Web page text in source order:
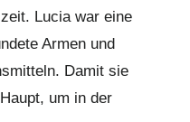
Lucia war eine
Armen und
Damit sie
um in der